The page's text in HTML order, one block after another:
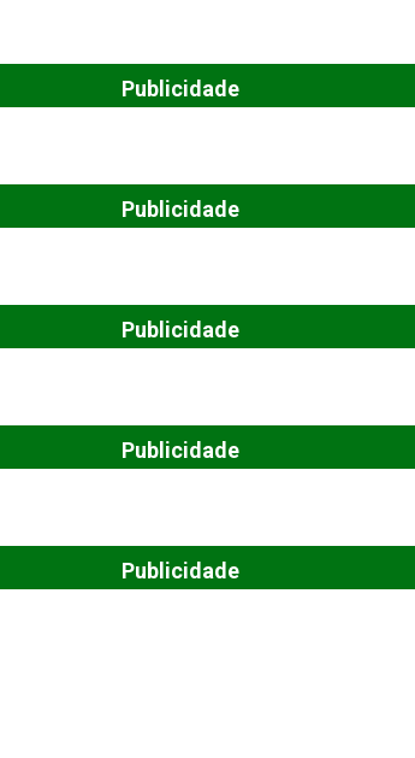
Publicidade
Publicidade
Publicidade
Publicidade
Publicidade